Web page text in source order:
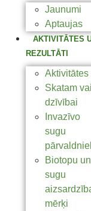
Jaunumi
Aptaujas
AKTIVITĀTES
REZULTĀTI
Aktivitātes
Skatam vai
dzīvībai
Invazīvo
sugu
Biotopu un
sugu
mērķi